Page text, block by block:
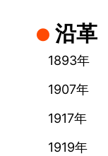
沿革
1893
1907
1917
1919